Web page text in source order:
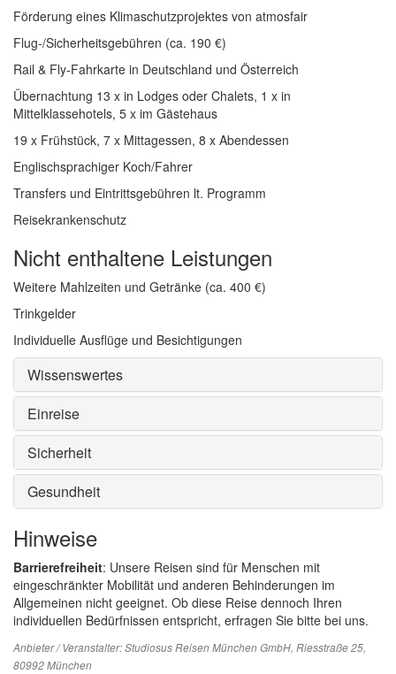
Förderung eines Klimaschutzprojektes von atmosfair
Flug-/Sicherheitsgebühren (ca. 190 €)
Rail & Fly-Fahrkarte in Deutschland und Österreich
Übernachtung 13 x in Lodges oder Chalets, 1 x in
Mittelklassehotels, 5 x im Gästehaus
19 x Frühstück, 7 x Mittagessen, 8 x Abendessen
Englischsprachiger Koch/Fahrer
Transfers und Eintrittsgebühren lt. Programm
Reisekrankenschutz
Nicht enthaltene Leistungen
Weitere Mahlzeiten und Getränke (ca. 400 €)
Trinkgelder
Individuelle Ausflüge und Besichtigungen
Wissenswertes
Einreise
Sicherheit
Gesundheit
Hinweise
Barrierefreiheit: Unsere Reisen sind für Menschen mit
eingeschränkter Mobilität und anderen Behinderungen im
Allgemeinen nicht geeignet. Ob diese Reise dennoch Ihren
individuellen Bedürfnissen entspricht, erfragen Sie bitte bei uns.
Anbieter / Veranstalter:Studiosus Reisen München GmbH, Riesstraße 25,
80992 München